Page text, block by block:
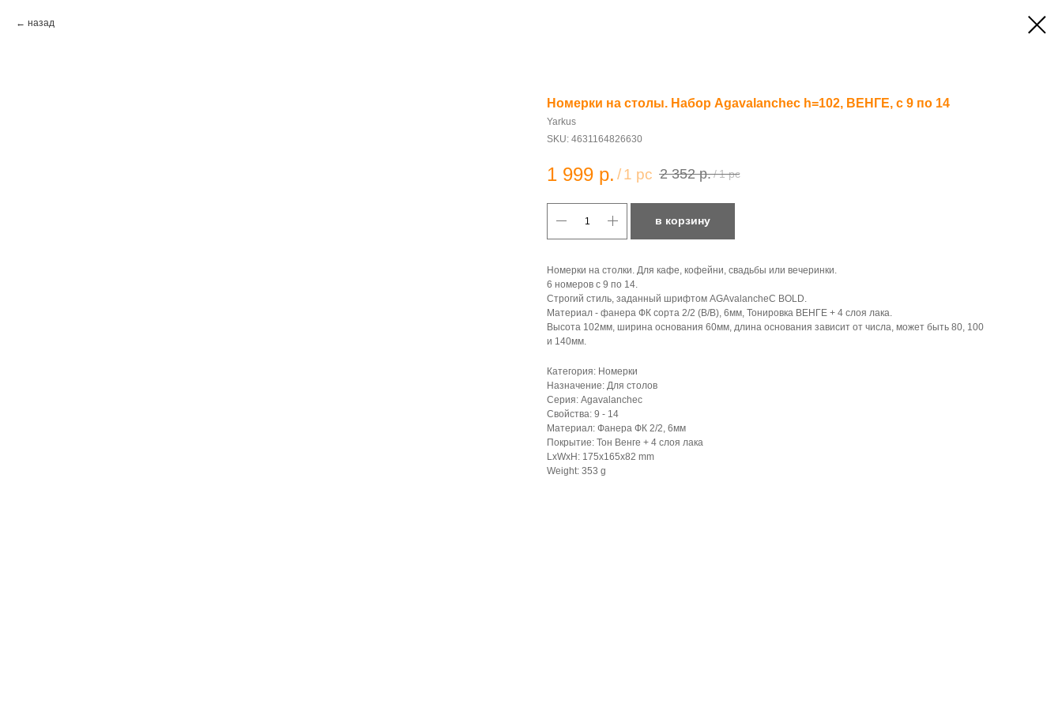
назад
Номерки на столы. Набор Agavalanchec h=102, ВЕНГЕ, c 9 по 14
Yarkus
SKU: 4631164826630
1 999 р. /1 pc 2 352 р./1 pc
в корзину
Номерки на столки. Для кафе, кофейни, свадьбы или вечеринки.
6 номеров с 9 по 14.
Строгий стиль, заданный шрифтом AGAvalancheC BOLD.
Материал - фанера ФК сорта 2/2 (В/В), 6мм, Тонировка ВЕНГЕ + 4 слоя лака.
Высота 102мм, ширина основания 60мм, длина основания зависит от числа, может быть 80, 100
и 140мм.
Категория: Номерки
Назначение: Для столов
Серия: Agavalanchec
Свойства: 9 - 14
Материал: Фанера ФК 2/2, 6мм
Покрытие: Тон Венге + 4 слоя лака
LxWxH: 175x165x82 mm
Weight: 353 g